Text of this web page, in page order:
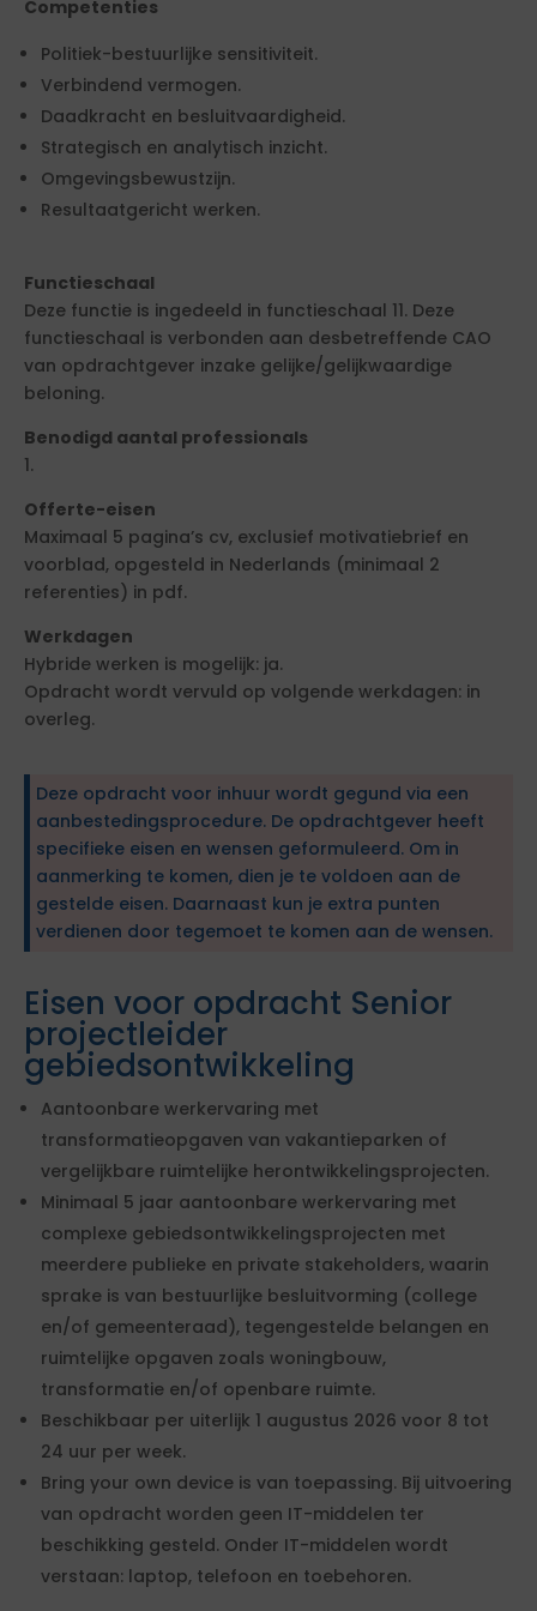
Competenties
Politiek-bestuurlijke sensitiviteit.
Verbindend vermogen.
Daadkracht en besluitvaardigheid.
Strategisch en analytisch inzicht.
Omgevingsbewustzijn.
Resultaatgericht werken.
Functieschaal
Deze functie is ingedeeld in functieschaal 11. Deze
functieschaal is verbonden aan desbetreffende CAO
van opdrachtgever inzake gelijke/gelijkwaardige
beloning.
Benodigd aantal professionals
1.
Offerte-eisen
Maximaal 5 pagina’s cv, exclusief motivatiebrief en
voorblad, opgesteld in Nederlands (minimaal 2
referenties) in pdf.
Werkdagen
Hybride werken is mogelijk: ja.
Opdracht wordt vervuld op volgende werkdagen: in
overleg.
Deze opdracht voor inhuur wordt gegund via een
aanbestedingsprocedure. De opdrachtgever heeft
specifieke eisen en wensen geformuleerd. Om in
aanmerking te komen, dien je te voldoen aan de
gestelde eisen. Daarnaast kun je extra punten
verdienen door tegemoet te komen aan de wensen.
Eisen voor opdracht Senior
projectleider
gebiedsontwikkeling
Aantoonbare werkervaring met
transformatieopgaven van vakantieparken of
vergelijkbare ruimtelijke herontwikkelingsprojecten.
Minimaal 5 jaar aantoonbare werkervaring met
complexe gebiedsontwikkelingsprojecten met
meerdere publieke en private stakeholders, waarin
sprake is van bestuurlijke besluitvorming (college
en/of gemeenteraad), tegengestelde belangen en
ruimtelijke opgaven zoals woningbouw,
transformatie en/of openbare ruimte.
Beschikbaar per uiterlijk 1 augustus 2026 voor 8 tot
24 uur per week.
Bring your own device is van toepassing. Bij uitvoering
van opdracht worden geen IT-middelen ter
beschikking gesteld. Onder IT-middelen wordt
verstaan: laptop, telefoon en toebehoren.